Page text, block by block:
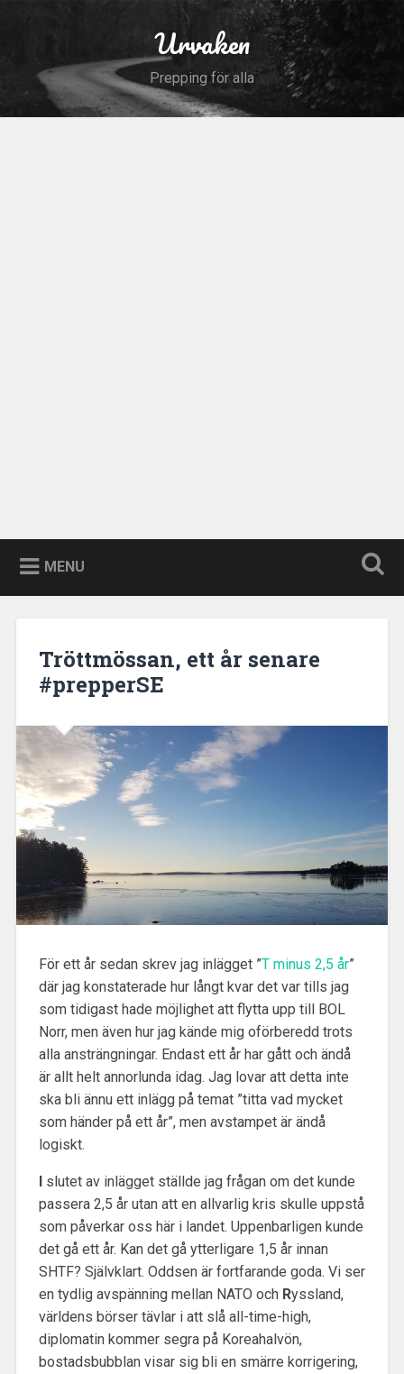
Urvaken
Prepping för alla
MENU
Tröttmössan, ett år senare
#prepperSE
För ett år sedan skrev jag inlägget ”T minus 2,5 år”
där jag konstaterade hur långt kvar det var tills jag
som tidigast hade möjlighet att flytta upp till BOL
Norr, men även hur jag kände mig oförberedd trots
alla ansträngningar. Endast ett år har gått och ändå
är allt helt annorlunda idag. Jag lovar att detta inte
ska bli ännu ett inlägg på temat ”titta vad mycket
som händer på ett år”, men avstampet är ändå
logiskt.
Islutet av inlägget ställde jag frågan om det kunde
passera 2,5 år utan att en allvarlig kris skulle uppstå
som påverkar oss här i landet. Uppenbarligen kunde
det gå ett år. Kan det gå ytterligare 1,5 år innan
SHTF? Självklart. Oddsen är fortfarande goda. Vi ser
en tydlig avspänning mellan NATO och Ryssland,
världens börser tävlar i att slå all-time-high,
diplomatin kommer segra på Koreahalvön,
bostadsbubblan visar sig bli en smärre korrigering,